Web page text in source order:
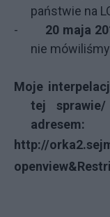
państwie na
-
20 maja
nie
Moje
tej
adresem:
http://